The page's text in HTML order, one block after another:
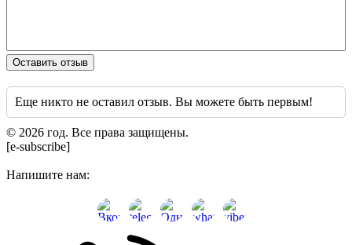
Оставить отзыв
Еще никто не оставил отзыв. Вы можете быть первым!
© 2026 год. Все права защищены.
[e-subscribe]
Напишите нам: